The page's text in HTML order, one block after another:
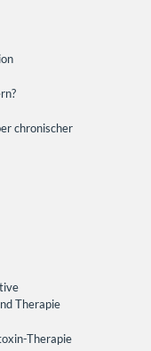
chronischer
Therapie
Therapie